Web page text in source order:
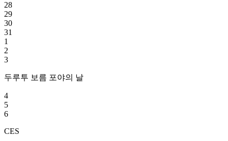
28
29
30
31
1
2
3
두루투 보름 포야의 날
4
5
6
CES